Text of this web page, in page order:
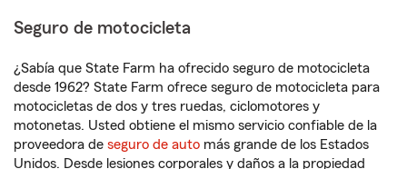
Seguro de motocicleta
¿Sabía que State Farm ha ofrecido seguro de motocicleta
desde 1962? State Farm ofrece seguro de motocicleta para
motocicletas de dos y tres ruedas, ciclomotores y
motonetas. Usted obtiene el mismo servicio confiable de la
proveedora de seguro de auto más grande de los Estados
Unidos. Desde lesiones corporales y daños a la propiedad